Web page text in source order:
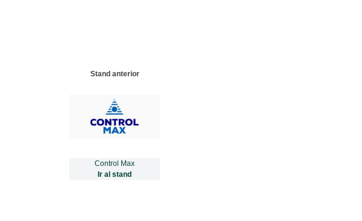
Stand anterior
Control Max
Ir al stand